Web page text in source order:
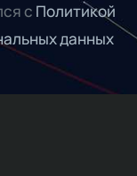
с Политикой
данных